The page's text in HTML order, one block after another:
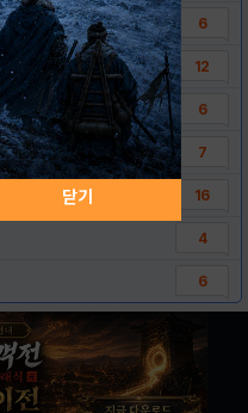
6
12
6
7
16
4
6
닫기